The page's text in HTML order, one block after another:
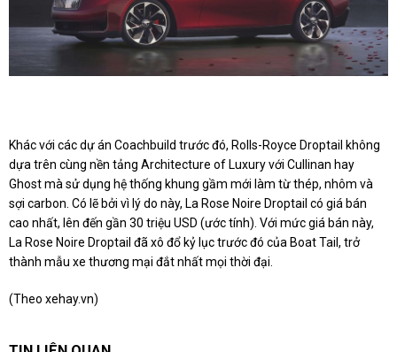
Khác với các dự án Coachbuild trước đó, Rolls-Royce Droptail không
dựa trên cùng nền tảng Architecture of Luxury với Cullinan hay
Ghost mà sử dụng hệ thống khung gầm mới làm từ thép, nhôm và
sợi carbon. Có lẽ bởi vì lý do này, La Rose Noire Droptail có giá bán
cao nhất, lên đến gần 30 triệu USD (ước tính). Với mức giá bán này,
La Rose Noire Droptail đã xô đổ kỷ lục trước đó của Boat Tail, trở
thành mẫu xe thương mại đắt nhất mọi thời đại.
(Theo xehay.vn)